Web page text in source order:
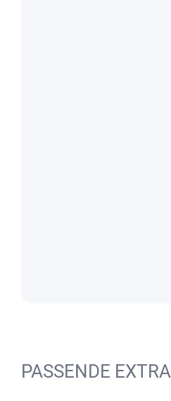
PASSENDE